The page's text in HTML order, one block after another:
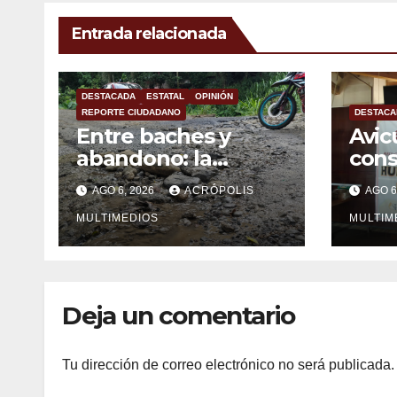
Entrada relacionada
DESTACADA ESTATAL
OPINIÓN
REPORTE CIUDADANO
Entre baches y
abandono: la
carretera Colipa-
Yecuatla se
convierte en un
riesgo diario
AGO 6, 2026 ACRÓPOLIS
MULTIMEDIOS
AGO
Deja un comentario
Tu dirección de correo electrónico no será publicada.